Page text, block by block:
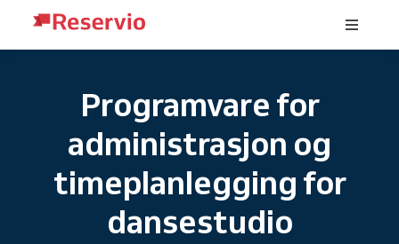
Programvare for
administrasjon og
timeplanlegging for
dansestudio